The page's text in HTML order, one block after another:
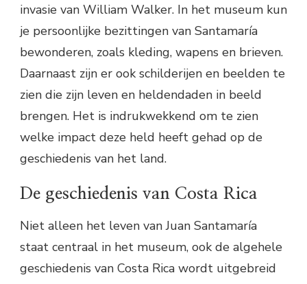
invasie van William Walker. In het museum kun
je persoonlijke bezittingen van Santamaría
bewonderen, zoals kleding, wapens en brieven.
Daarnaast zijn er ook schilderijen en beelden te
zien die zijn leven en heldendaden in beeld
brengen. Het is indrukwekkend om te zien
welke impact deze held heeft gehad op de
geschiedenis van het land.
De geschiedenis van Costa Rica
Niet alleen het leven van Juan Santamaría
staat centraal in het museum, ook de algehele
geschiedenis van Costa Rica wordt uitgebreid